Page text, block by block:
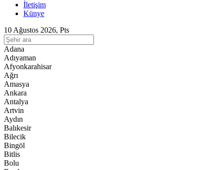
İletişim
Künye
10 Ağustos 2026, Pts
Adana
Adıyaman
Afyonkarahisar
Ağrı
Amasya
Ankara
Antalya
Artvin
Aydın
Balıkesir
Bilecik
Bingöl
Bitlis
Bolu